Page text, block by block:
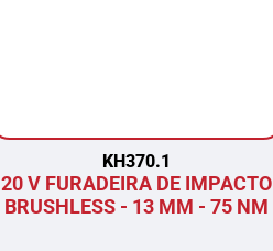
KH370.1
20 V FURADEIRA DE IMPACTO
BRUSHLESS - 13 MM - 75 NM